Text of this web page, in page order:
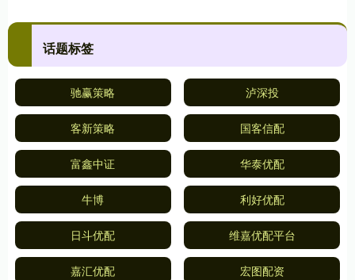
话题标签
驰赢策略 泸深投
客新策略 国客信配
富鑫中证 华泰优配
牛博 利好优配
日斗优配 维嘉优配平台
嘉汇优配 宏图配资